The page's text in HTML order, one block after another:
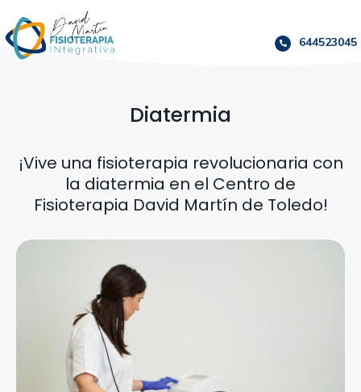
644523045
Diatermia
¡Vive una fisioterapia revolucionaria con
la diatermia en el Centro de
Fisioterapia David Martín de Toledo!